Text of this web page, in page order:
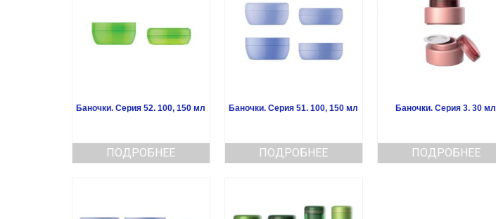
Баночки. Серия 52. 100, 150 мл
ПОДРОБНЕЕ
Баночки. Серия 51. 100, 150 мл
ПОДРОБНЕЕ
Баночки. Серия 3. 30 мл
ПОДРОБНЕЕ